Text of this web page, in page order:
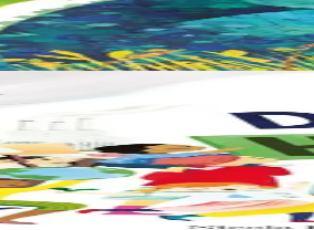
est en quête d'une nouvelle maison.
Rise
et magnifique, mais elle a besoin